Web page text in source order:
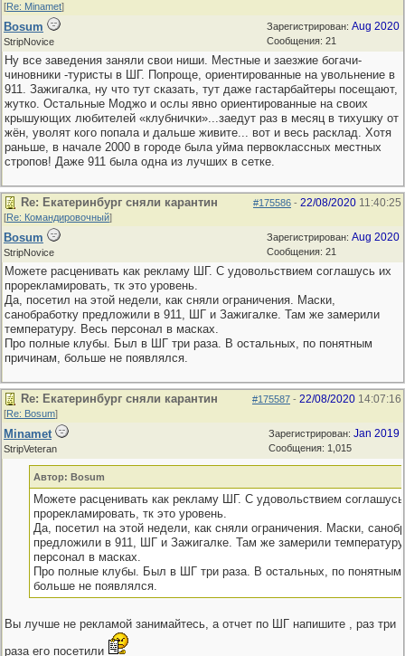
[Re: Minamet]
Зарегистрирован: Aug 2020
Сообщения: 21
Bosum
StripNovice
Ну все заведения заняли свои ниши. Местные и заезжие богачи-
чиновники -туристы в ШГ. Попроще, ориентированные на увольнение в
911. Зажигалка, ну что тут сказать, тут даже гастарбайтеры посещают,
жутко. Остальные Моджо и ослы явно ориентированные на своих
крышующих любителей «клубнички»...заедут раз в месяц в тихушку от
жён, уволят кого попала и дальше живите... вот и весь расклад. Хотя
раньше, в начале 2000 в городе была уйма первоклассных местных
стропов! Даже 911 была одна из лучших в сетке.
#175586 - 22/08/2020 11:40:25
Re: Екатеринбург сняли карантин
[Re: Командировочный]
Зарегистрирован: Aug 2020
Сообщения: 21
Bosum
StripNovice
Можете расценивать как рекламу ШГ. С удовольствием соглашусь их
прорекламировать, тк это уровень.
Да, посетил на этой недели, как сняли ограничения. Маски,
санобработку предложили в 911, ШГ и Зажигалке. Там же замерили
температуру. Весь персонал в масках.
Про полные клубы. Был в ШГ три раза. В остальных, по понятным
причинам, больше не появлялся.
#175587 - 22/08/2020 14:07:16
Re: Екатеринбург сняли карантин
[Re: Bosum]
Зарегистрирован: Jan 2019
Сообщения: 1,015
Minamet
StripVeteran
Автор: Bosum
Можете расценивать как рекламу ШГ. С удовольствием
прорекламировать, тк это уровень.
Да, посетил на этой недели, как сняли ограничения. Маски,
предложили в 911, ШГ и Зажигалке. Там же замерили
персонал в масках.
Про полные клубы. Был в ШГ три раза. В остальных, по понятным
больше не появлялся.
Вы лучше не рекламой занимайтесь, а отчет по ШГ напишите , раз три
раза его посетили